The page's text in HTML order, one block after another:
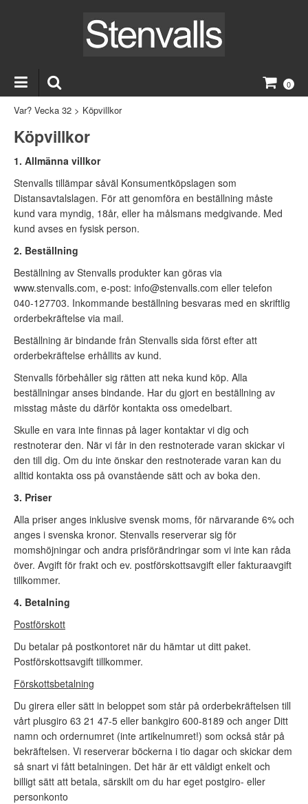
0
Var? Vecka 32 > Köpvillkor
Köpvillkor
1. Allmänna villkor
Stenvalls tillämpar såväl Konsumentköpslagen som
Distansavtalslagen. För att genomföra en beställning måste
kund vara myndig, 18år, eller ha målsmans medgivande. Med
kund avses en fysisk person.
2. Beställning
Beställning av Stenvalls produkter kan göras via
www.stenvalls.com, e-post: info@stenvalls.com eller telefon
040-127703. Inkommande beställning besvaras med en skriftlig
orderbekräftelse via mail.
Beställning är bindande från Stenvalls sida först efter att
orderbekräftelse erhållits av kund.
Stenvalls förbehåller sig rätten att neka kund köp. Alla
beställningar anses bindande. Har du gjort en beställning av
misstag måste du därför kontakta oss omedelbart.
Skulle en vara inte finnas på lager kontaktar vi dig och
restnoterar den. När vi får in den restnoterade varan skickar vi
den till dig. Om du inte önskar den restnoterade varan kan du
alltid kontakta oss på ovanstående sätt och av boka den.
3. Priser
Alla priser anges inklusive svensk moms, för närvarande 6% och
anges i svenska kronor. Stenvalls reserverar sig för
momshöjningar och andra prisförändringar som vi inte kan råda
över. Avgift för frakt och ev. postförskottsavgift eller fakturaavgift
tillkommer.
4. Betalning
Postförskott
Du betalar på postkontoret när du hämtar ut ditt paket.
Postförskottsavgift tillkommer.
Förskottsbetalning
Du girera eller sätt in beloppet som står på orderbekräftelsen till
vårt plusgiro 63 21 47-5 eller bankgiro 600-8189 och anger Ditt
namn och ordernumret (inte artikelnumret!) som också står på
bekräftelsen. Vi reserverar böckerna i tio dagar och skickar dem
så snart vi fått betalningen. Det här är ett väldigt enkelt och
billigt sätt att betala, särskilt om du har eget postgiro- eller
personkonto